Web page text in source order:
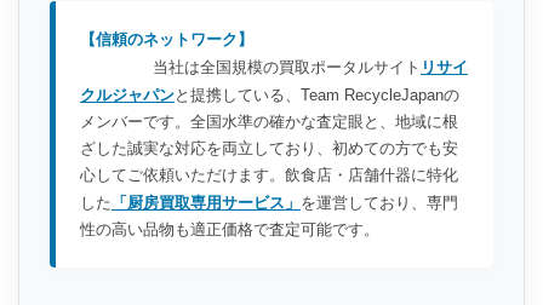
【信頼のネットワーク】
当社は全国規模の買取ポータルサイト リサイ
クルジャパンと提携している、Team RecycleJapanの
メンバーです。全国水準の確かな査定眼と、地域に根
ざした誠実な対応を両立しており、初めての方でも安
心してご依頼いただけます。飲食店・店舗什器に特化
した 「厨房買取専用サービス」 を運営しており、専門
性の高い品物も適正価格で査定可能です。